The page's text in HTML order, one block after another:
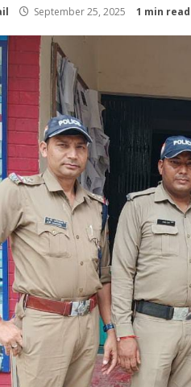
September 25, 2025 1 min read